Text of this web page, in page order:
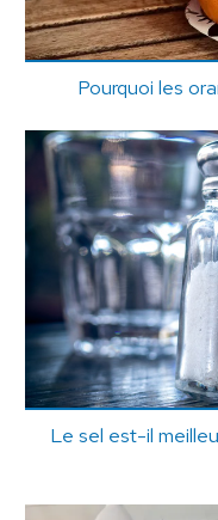
Pourquoi les
Le sel est-il